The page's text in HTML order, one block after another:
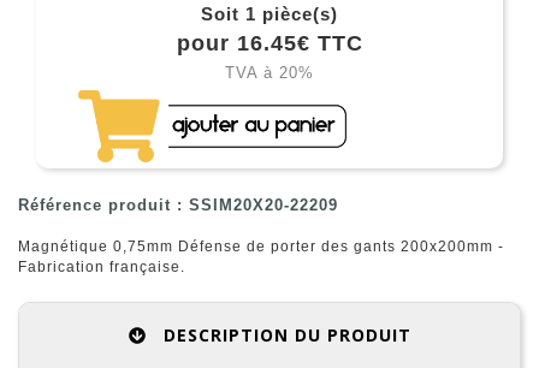
Soit 1 pièce(s)
pour 16.45€ TTC
TVA à 20%
Référence produit : SSIM20X20-22209
Magnétique 0,75mm Défense de porter des gants 200x200mm -
Fabrication française.
DESCRIPTION DU PRODUIT